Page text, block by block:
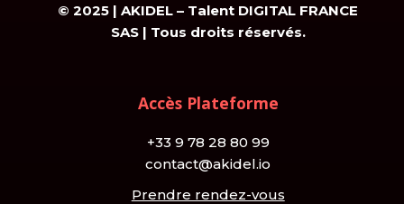
© 2025 |AKIDEL – Talent DIGITAL FRANCE
SAS | Tous droits réservés.
Accès Plateforme
+33 9 78 28 80 99
contact@akidel.io
Prendre rendez-vous